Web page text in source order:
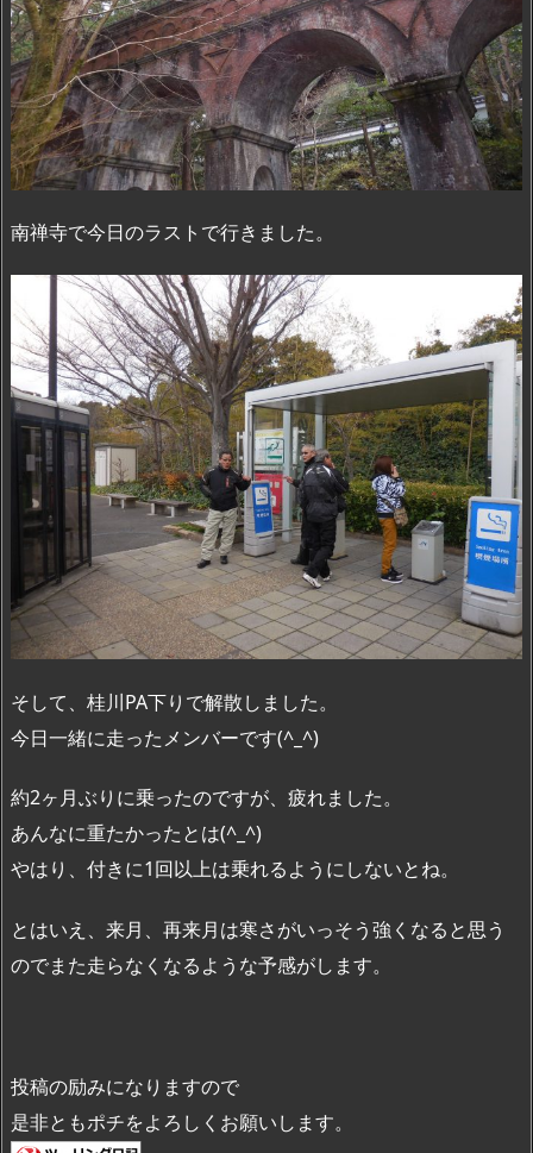
南禅寺で今日のラストで行きました。
そして、桂川PA下りで解散しました。
今日一緒に走ったメンバーです(^_^)
約2ヶ月ぶりに乗ったのですが、疲れました。
あんなに重たかったとは(^_^)
やはり、付きに1回以上は乗れるようにしないとね。
とはいえ、来月、再来月は寒さがいっそう強くなると思う
のでまた走らなくなるような予感がします。
投稿の励みになりますので
是非ともポチをよろしくお願いします。